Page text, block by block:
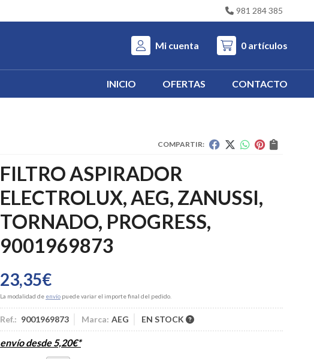
981 284 385
Mi cuenta 0 artículos
INICIO OFERTAS CONTACTO
COMPARTIR:
FILTRO ASPIRADOR
ELECTROLUX, AEG, ZANUSSI,
TORNADO, PROGRESS,
9001969873
23,35€
La modalidad de envío puede variar el importe final del pedido.
Ref.: 9001969873 Marca: AEG EN STOCK
envío desde 5,20€*